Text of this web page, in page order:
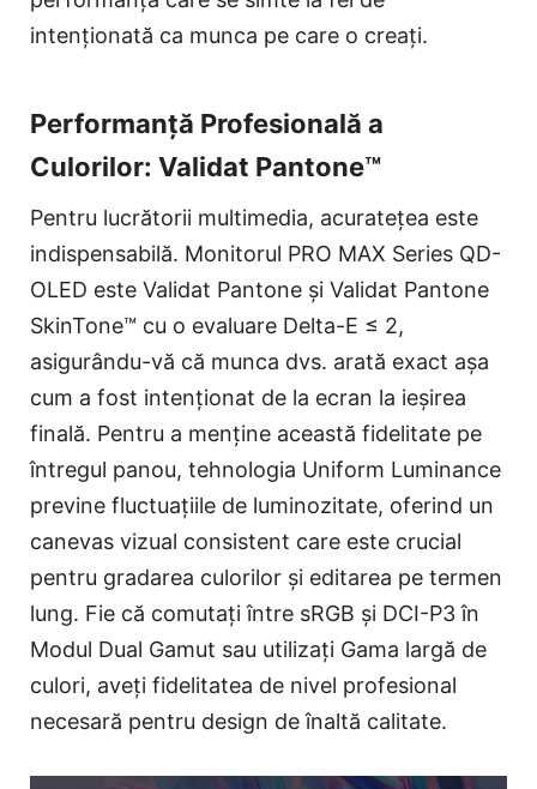
intenționată ca munca pe care o creați.
Performanță Profesională a
Culorilor: Validat Pantone™
Pentru lucrătorii multimedia, acuratețea este
indispensabilă. Monitorul PRO MAX Series QD-
OLED este Validat Pantone și Validat Pantone
SkinTone™ cu o evaluare Delta-E ≤ 2,
asigurându-vă că munca dvs. arată exact așa
cum a fost intenționat de la ecran la ieșirea
finală. Pentru a menține această fidelitate pe
întregul panou, tehnologia Uniform Luminance
previne fluctuațiile de luminozitate, oferind un
canevas vizual consistent care este crucial
pentru gradarea culorilor și editarea pe termen
lung. Fie că comutați între sRGB și DCI-P3 în
Modul Dual Gamut sau utilizați Gama largă de
culori, aveți fidelitatea de nivel profesional
necesară pentru design de înaltă calitate.